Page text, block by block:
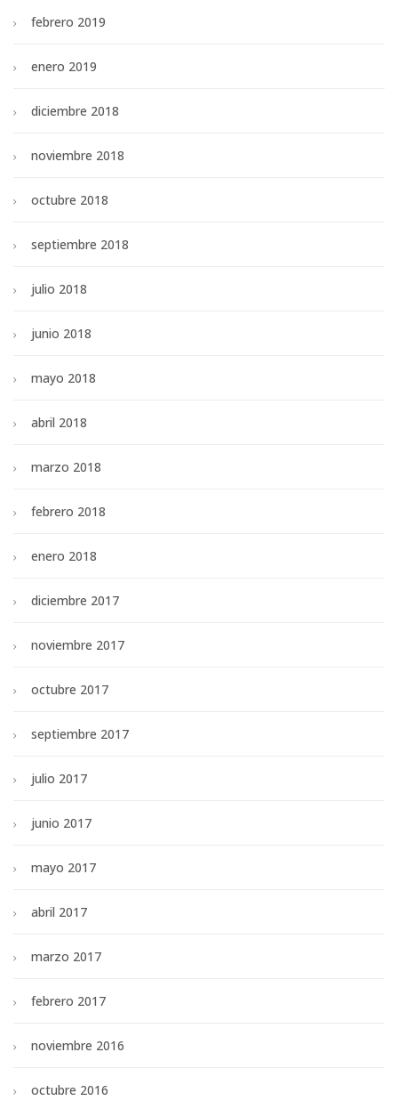
febrero 2019
enero 2019
diciembre 2018
noviembre 2018
octubre 2018
septiembre 2018
julio 2018
junio 2018
mayo 2018
abril 2018
marzo 2018
febrero 2018
enero 2018
diciembre 2017
noviembre 2017
octubre 2017
septiembre 2017
julio 2017
junio 2017
mayo 2017
abril 2017
marzo 2017
febrero 2017
noviembre 2016
octubre 2016